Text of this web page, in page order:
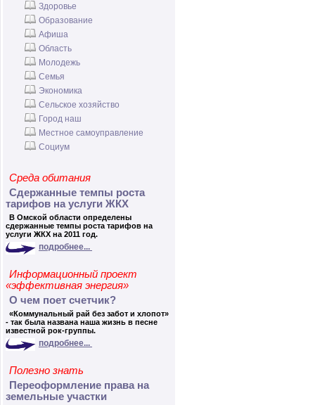
Здоровье
Образование
Афиша
Область
Молодежь
Семья
Экономика
Сельское хозяйство
Город наш
Местное самоуправление
Социум
Среда обитания
Сдержанные темпы роста
тарифов на услуги ЖКХ
В Омской области определены
сдержанные темпы роста тарифов на
услуги ЖКХ на 2011 год.
подробнее...
Информационный проект
«эффективная энергия»
О чем поет счетчик?
«Коммунальный рай без забот и хлопот»
- так была названа наша жизнь в песне
известной рок-группы.
подробнее...
Полезно знать
Переоформление права на
земельные участки